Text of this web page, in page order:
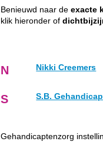
Benieuwd naar deexacte
klik hieronder of
N Nikki Creemers
S S.B.
Gehandicaptenzorg